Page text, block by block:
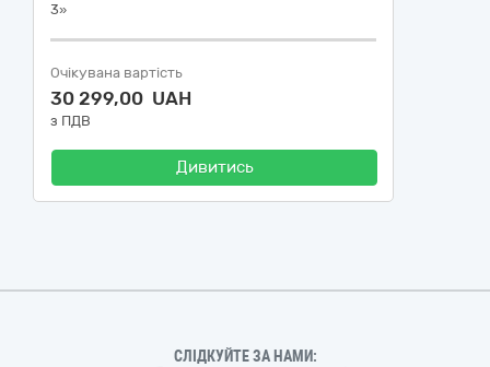
3»
Очікувана вартість
30 299,00 UAH
з ПДВ
Дивитись
СЛІДКУЙТЕ ЗА НАМИ: